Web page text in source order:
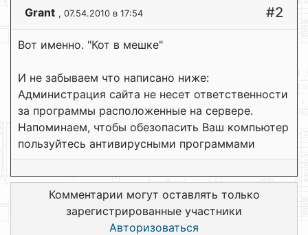
Grant , 07.54.2010 в 17:54 #2
Вот именно. "Кот в мешке"
И не забываем что написано ниже:
Администрация сайта не несет ответственности
за программы расположенные на сервере.
Напоминаем, чтобы обезопасить Ваш компьютер
пользуйтесь антивирусными программами
Комментарии могут оставлять только
зарегистрированные участники
Авторизоваться